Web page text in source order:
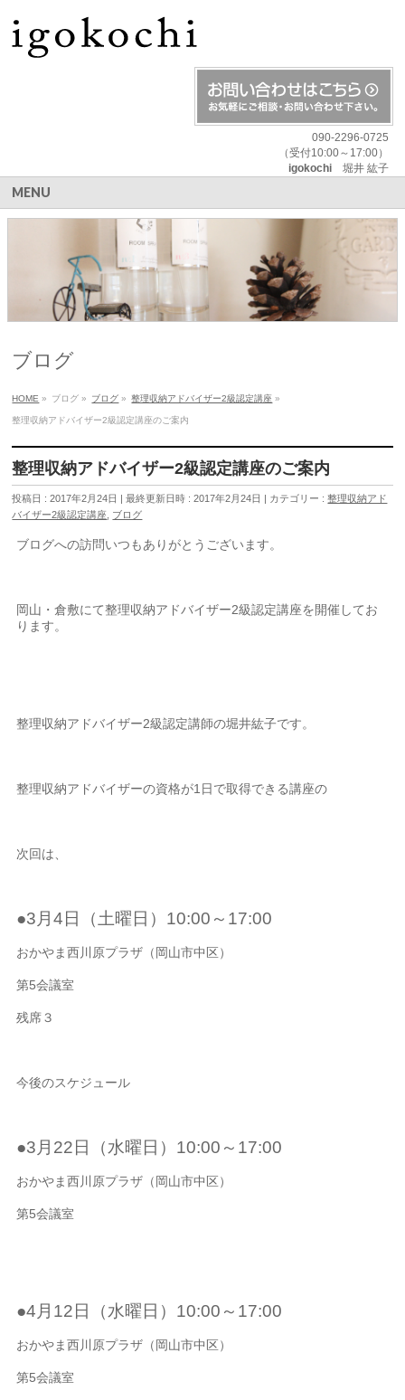
090-2296-0725
（受付10:00～17:00）
igokochi堀井 紘子
MENU
ブログ
HOME » ブログ » ブログ » 整理収納アドバイザー2級認定講座 »
整理収納アドバイザー2級認定講座のご案内
整理収納アドバイザー2級認定講座のご案内
投稿日 : 2017年2月24日 最終更新日時 : 2017年2月24日 カテゴリー :整理収納アド
バイザー2級認定講座
ブログ
ブログへの訪問いつもありがとうございます。
岡山・倉敷にて整理収納アドバイザー2級認定講座を開催してお
ります。
整理収納アドバイザー2級認定講師の堀井紘子です。
整理収納アドバイザーの資格が1日で取得できる講座の
次回は、
●3月4日（土曜日）10:00～17:00
おかやま西川原プラザ（岡山市中区）
第5会議室
残席３
今後のスケジュール
●3月22日（水曜日）10:00～17:00
おかやま西川原プラザ（岡山市中区）
第5会議室
●4月12日（水曜日）10:00～17:00
おかやま西川原プラザ（岡山市中区）
第5会議室